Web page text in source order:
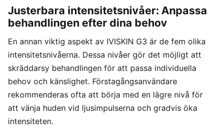
Justerbara intensitetsnivåer: Anpassa
behandlingen efter dina behov
En annan viktig aspekt av IVISKIN G3 är de fem olika
intensitetsnivåerna. Dessa nivåer gör det möjligt att
skräddarsy behandlingen för att passa individuella
behov och känslighet. Förstagångsanvändare
rekommenderas ofta att börja med en lägre nivå för
att vänja huden vid ljusimpulserna och gradvis öka
intensiteten.